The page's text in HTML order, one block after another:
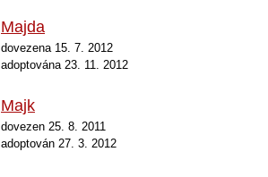
Majda
dovezena 15. 7. 2012
adoptována 23. 11. 2012
Majk
dovezen 25. 8. 2011
adoptován 27. 3. 2012